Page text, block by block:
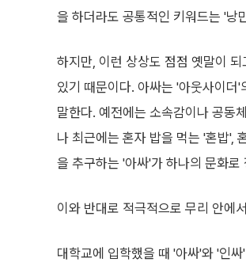
을 하더라도 공통적인 키워드는 '낭
하지만, 이런 상상도 점점 옛말이
있기 때문이다. 아싸는 '아웃사이더
말한다. 예전에는 소속감이나 공동
나 최근에는 혼자 밥을 먹는 '혼밥',
을 추구하는 '아싸'가 하나의 문화로
이와 반대로 적극적으로 무리 안에
대학교에 입학했을 때 '아싸'와 '인